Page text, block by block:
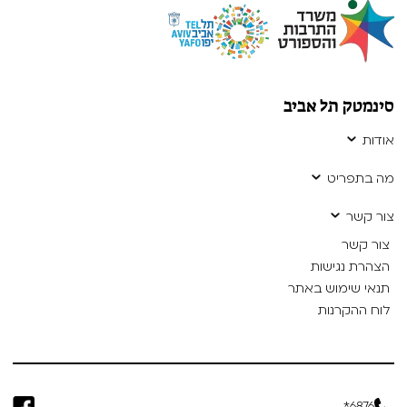
סינמטק תל אביב
אודות
מה בתפריט
צור קשר
צור קשר
הצהרת נגישות
תנאי שימוש באתר
לוח ההקרנות